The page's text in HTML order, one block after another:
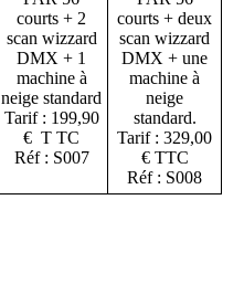
courts + 2
scan wizzard
DMX + 1
machine à
neige standard
Tarif : 199,90
€ T TC
Réf : S007
courts + deux
scan wizzard
DMX + une
machine à
neige
standard.
Tarif : 329,00
€ TTC
Réf : S008